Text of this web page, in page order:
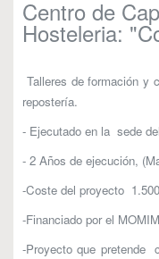
Centro de
Hosteleria:
Talleres de formación y
repostería.
- Ejecutado en la sede
- 2 Años de ejecución,
-Coste del proyecto
-Financiado por el
-Proyecto que pretende